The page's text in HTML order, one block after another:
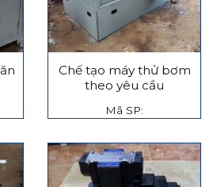
Chế tạo máy thử bơm
theo yêu cầu
Mã SP: